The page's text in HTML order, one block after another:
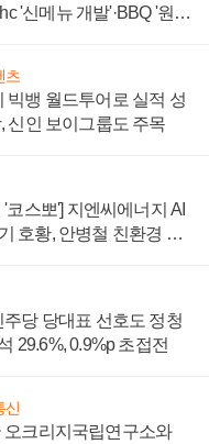
'신메뉴 개발'·BBQ '원가
츠
빅뱅 월드투어로 실적 성
신인 보이그룹도 주목
코스뽀'] 지엔씨에너지 AI
호황, 안병철 친환경 에
주당 당대표 선호도 정청
29.6%, 0.9%p 초접전
신
오크리지국립연구소와